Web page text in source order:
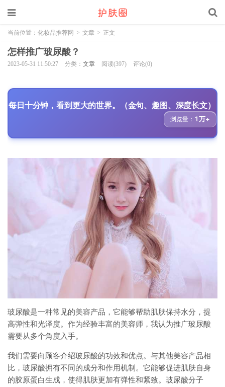
当前位置： 化妆品推荐网 > 文章 > 正文
怎样推广玻尿酸？
2023-05-31 11:50:27 分类： 文章 阅读(397) 评论(0)
每日十分钟，看到更大的世界。（金句、趣图、深度长文）
浏览量： 1万+
玻尿酸是一种常见的美容产品，它能够帮助肌肤保持水分，提
高弹性和光泽度。作为经验丰富的美容师，我认为推广玻尿酸
需要从多个角度入手。
我们需要向顾客介绍玻尿酸的功效和优点。与其他美容产品相
比，玻尿酸拥有不同的成分和作用机制。它能够促进肌肤自身
的胶原蛋白生成，使得肌肤更加有弹性和紧致。玻尿酸分子